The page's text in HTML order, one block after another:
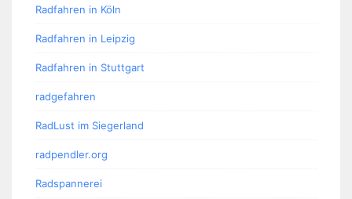
Radfahren in Köln
Radfahren in Leipzig
Radfahren in Stuttgart
radgefahren
RadLust im Siegerland
radpendler.org
Radspannerei